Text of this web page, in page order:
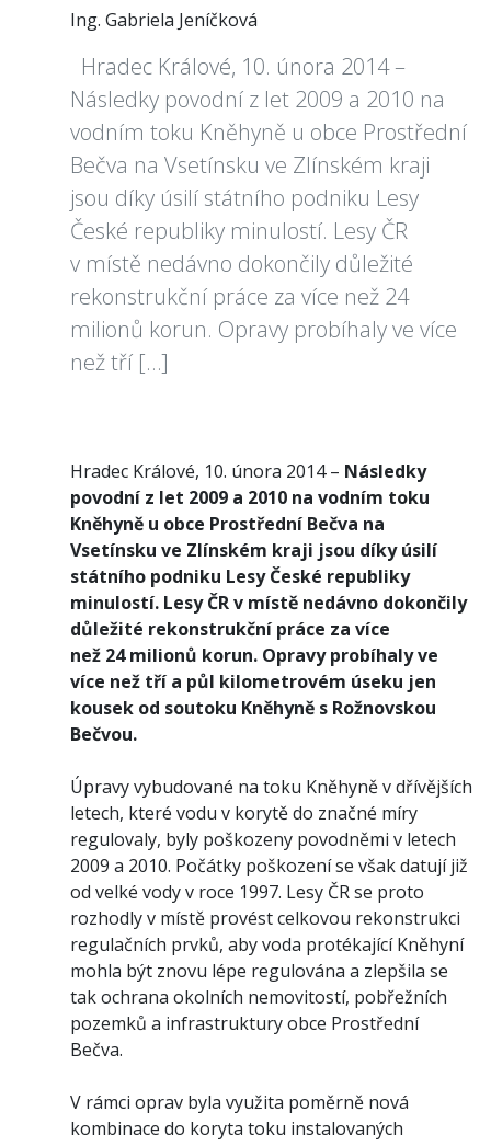
Ing. Gabriela Jeníčková
Hradec Králové, 10. února 2014 –
Následky povodní z let 2009 a 2010 na
vodním toku Kněhyně u obce Prostřední
Bečva na Vsetínsku ve Zlínském kraji
jsou díky úsilí státního podniku Lesy
České republiky minulostí. Lesy ČR
v místě nedávno dokončily důležité
rekonstrukční práce za více než 24
milionů korun. Opravy probíhaly ve více
než tří […]
Hradec Králové, 10. února 2014 – Následky
povodní z let 2009 a 2010 na vodním toku
Kněhyně u obce Prostřední Bečva na
Vsetínsku ve Zlínském kraji jsou díky úsilí
státního podniku Lesy České republiky
minulostí. Lesy ČR v místě nedávno dokončily
důležité rekonstrukční práce za více
než 24 milionů korun. Opravy probíhaly ve
více než tří a půl kilometrovém úseku jen
kousek od soutoku Kněhyně s Rožnovskou
Bečvou.
Úpravy vybudované na toku Kněhyně v dřívějších
letech, které vodu v korytě do značné míry
regulovaly, byly poškozeny povodněmi v letech
2009 a 2010. Počátky poškození se však datují již
od velké vody v roce 1997. Lesy ČR se proto
rozhodly v místě provést celkovou rekonstrukci
regulačních prvků, aby voda protékající Kněhyní
mohla být znovu lépe regulována a zlepšila se
tak ochrana okolních nemovitostí, pobřežních
pozemků a infrastruktury obce Prostřední
Bečva.
V rámci oprav byla využita poměrně nová
kombinace do koryta toku instalovaných